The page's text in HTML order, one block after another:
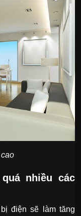
nhiều các
điện sẽ làm tăng